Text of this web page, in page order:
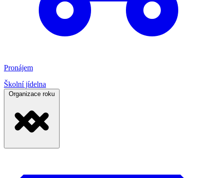
Pronájem
Školní jídelna
Organizace roku